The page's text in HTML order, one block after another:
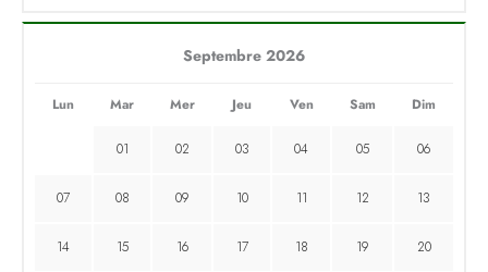
Septembre 2026
Lun Mar Mer Jeu Ven Sam Dim
01 02 03 04 05 06
07 08 09 10 11 12 13
14 15 16 17 18 19 20